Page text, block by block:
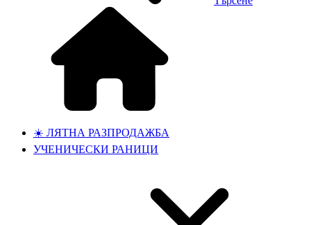
☀️ ЛЯТНА РАЗПРОДАЖБА
УЧЕНИЧЕСКИ РАНИЦИ